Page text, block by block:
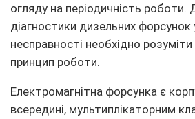
огляду на періодичність
діагностики дизельних форсунок
несправності необхідно
принцип роботи.
Електромагнітна форсунка є
всередині, мультиплікаторним